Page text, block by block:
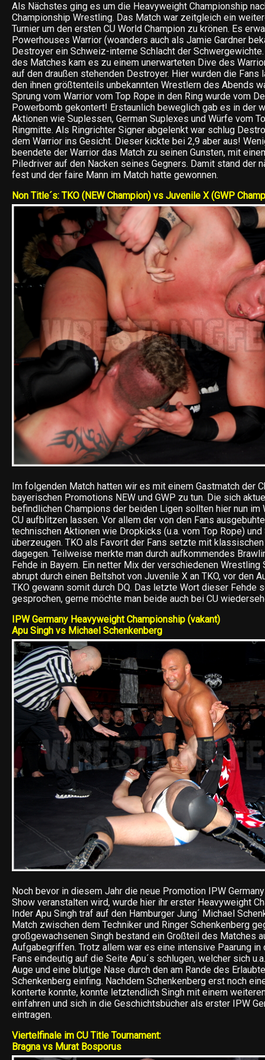
Als Nächstes ging es um die Heavyweight Championship
Championship Wrestling. Das Match war zeitgleich ein
Turnier um den ersten CU World Champion zu krönen. Es
Powerhouses Warrior (woanders auch als Jamie Gardner
Destroyer ein Schweiz-interne Schlacht der
des Matches kam es zu einem unerwarteten Dive des
auf den draußen stehenden Destroyer. Hier wurden die Fans
den ihnen größtenteils unbekannten Wrestlern des Abends
Sprung vom Warrior vom Top Rope in den Ring wurde vom
Powerbomb gekontert! Erstaunlich beweglich gab es in der
Aktionen wie Suplessen, German Suplexes und Würfe vom
Ringmitte. Als Ringrichter Signer abgelenkt war schlug
dem Warrior ins Gesicht. Dieser kickte bei 2,9 aber aus!
beendete der Warrior das Match zu seinen Gunsten, mit
Piledriver auf den Nacken seines Gegners. Damit stand der
fest und der faire Mann im Match hatte gewonnen.
Non Title´s: TKO (NEW Champion) vs Juvenile X (GWP
Im folgenden Match hatten wir es mit einem Gastmatch der
bayerischen Promotions NEW und GWP zu tun. Die sich
befindlichen Champions der beiden Ligen sollten hier nun im
CU aufblitzen lassen. Vor allem der von den Fans
technischen Aktionen wie Dropkicks (u.a. vom Top Rope)
überzeugen. TKO als Favorit der Fans setzte mit
dagegen. Teilweise merkte man durch aufkommendes
Fehde in Bayern. Ein netter Mix der verschiedenen
abrupt durch einen Beltshot von Juvenile X an TKO, vor den
TKO gewann somit durch DQ. Das letzte Wort dieser Fehde
gesprochen, gerne möchte man beide auch bei CU
IPW Germany Heavyweight Championship (vakant)
Apu Singh vs Michael Schenkenberg
Noch bevor in diesem Jahr die neue Promotion IPW
Show veranstalten wird, wurde hier ihr erster Heavyweight
Inder Apu Singh traf auf den Hamburger Jung´ Michael
Match zwischen dem Techniker und Ringer Schenkenberg
großgewachsenen Singh bestand ein Großteil des Matches
Aufgabegriffen. Trotz allem war es eine intensive Paarung in
Fans eindeutig auf die Seite Apu´s schlugen, welcher sich
Auge und eine blutige Nase durch den am Rande des
Schenkenberg einfing. Nachdem Schenkenberg erst noch
konterte konnte, konnte letztendlich Singh mit einem
einfahren und sich in die Geschichtsbücher als erster IPW
eintragen.
Viertelfinale im CU Title Tournament:
Bragna vs Murat Bosporus